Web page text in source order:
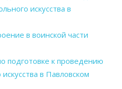
искусства в
в воинской части
подготовке к проведению
в Павловском